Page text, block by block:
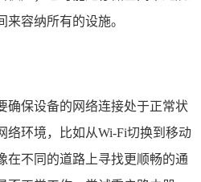
来容纳所有的设施。
确保设备的网络连接处于正常状
络环境，比如从Wi-Fi切换到移动
在不同的道路上寻找更顺畅的通